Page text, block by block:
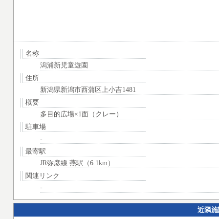
名称
潟浦新児童遊園
住所
新潟県新潟市西蒲区上小吉1481
概要
多目的広場×1面（クレー）
駐車場
-
最寄駅
JR弥彦線 燕駅（6.1km）
関連リンク
-
近隣